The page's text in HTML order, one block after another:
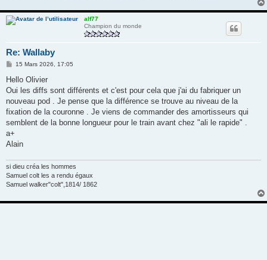
alf77
Champion du monde
Re: Wallaby
M
s
a
g
15 Mars 2026, 17:05
Hello Olivier
Oui les diffs sont différents et c'est pour cela que j'ai du fabriquer un
nouveau pod . Je pense que la différence se trouve au niveau de la
fixation de la couronne . Je viens de commander des amortisseurs qui
semblent de la bonne longueur pour le train avant chez "ali le rapide" .
a+
Alain
si dieu créa les hommes
Samuel colt les a rendu égaux
Samuel walker"colt",1814/ 1862